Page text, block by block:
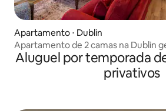
Apartamento ⋅ Dublin
Apartamento de 2 camas na Dublin
Aluguel por temporada
privativos